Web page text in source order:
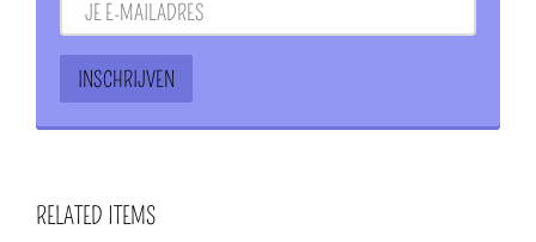
RELATED ITEMS